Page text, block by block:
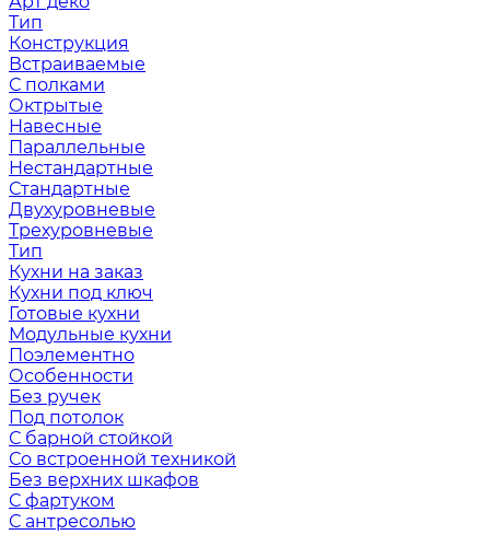
Тип
Конструкция
Встраиваемые
С полками
Октрытые
Навесные
Параллельные
Нестандартные
Стандартные
Двухуровневые
Трехуровневые
Тип
Кухни на заказ
Кухни под ключ
Готовые кухни
Модульные кухни
Поэлементно
Особенности
Без ручек
Под потолок
С барной стойкой
Со встроенной техникой
Без верхних шкафов
С фартуком
С антресолью